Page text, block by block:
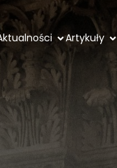
Artykuły